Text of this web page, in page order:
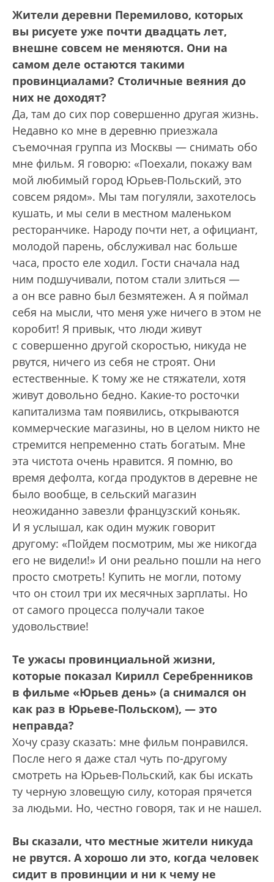
Жители деревни Перемилово, которых
вы рисуете уже почти двадцать лет,
внешне совсем не меняются. Они на
самом деле остаются такими
провинциалами? Столичные веяния до
них не доходят?
Да, там до сих пор совершенно другая жизнь.
Недавно ко мне в деревню приезжала
съемочная группа из Москвы — снимать обо
мне фильм. Я говорю: «Поехали, покажу вам
мой любимый город Юрьев-Польский, это
совсем рядом». Мы там погуляли, захотелось
кушать, и мы сели в местном маленьком
ресторанчике. Народу почти нет, а официант,
молодой парень, обслуживал нас больше
часа, просто еле ходил. Гости сначала над
ним подшучивали, потом стали злиться —
а он все равно был безмятежен. А я поймал
себя на мысли, что меня уже ничего в этом не
коробит! Я привык, что люди живут
с совершенно другой скоростью, никуда не
рвутся, ничего из себя не строят. Они
естественные. К тому же не стяжатели, хотя
живут довольно бедно. Какие-то росточки
капитализма там появились, открываются
коммерческие магазины, но в целом никто не
стремится непременно стать богатым. Мне
эта чистота очень нравится. Я помню, во
время дефолта, когда продуктов в деревне не
было вообще, в сельский магазин
неожиданно завезли французский коньяк.
И я услышал, как один мужик говорит
другому: «Пойдем посмотрим, мы же никогда
его не видели!» И они реально пошли на него
просто смотреть! Купить не могли, потому
что он стоил три их месячных зарплаты. Но
от самого процесса получали такое
удовольствие!
Те ужасы провинциальной жизни,
которые показал Кирилл Серебренников
в фильме «Юрьев день» (а снимался он
как раз в Юрьеве-Польском), — это
неправда?
Хочу сразу сказать: мне фильм понравился.
После него я даже стал чуть по-другому
смотреть на Юрьев-Польский, как бы искать
ту черную зловещую силу, которая прячется
за людьми. Но, честно говоря, так и не нашел.
Вы сказали, что местные жители никуда
не рвутся. А хорошо ли это, когда человек
сидит в провинции и ни к чему не